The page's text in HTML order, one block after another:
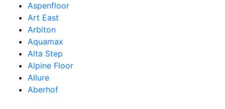
Aspenfloor
Art East
Arbiton
Aquamax
Alta Step
Alpine Floor
Allure
Aberhof